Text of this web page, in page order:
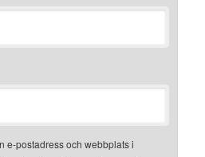
e-postadress och webbplats i